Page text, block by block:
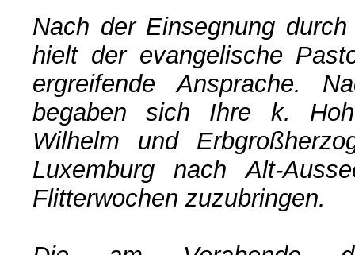
Nach der Einsegnung
hielt der evangelische
ergreifende Ansprache.
begaben sich Ihre k.
Wilhelm und
Luxemburg nach Alt-
Flitterwochen zuzubringen.